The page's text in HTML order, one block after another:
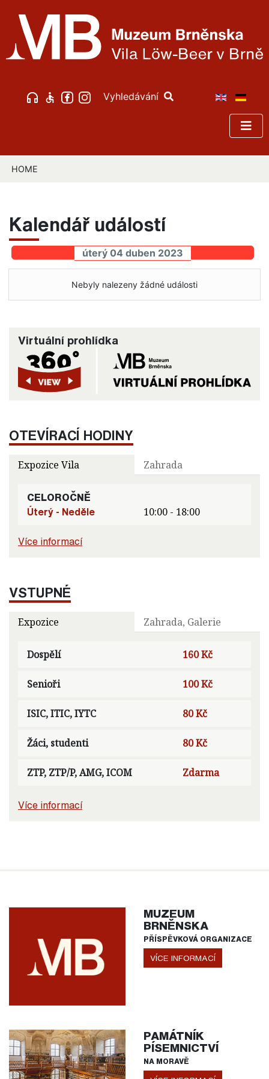
Vyhledávání
HOME
Kalendář událostí
úterý 04 duben 2023
Nebyly nalezeny žádné události
Virtuální prohlídka
OTEVÍRACÍ HODINY
Expozice Vila Zahrada
CELOROČNĚ
Úterý - Neděle
10:00 - 18:00
Více informací
VSTUPNÉ
Expozice Zahrada, Galerie
Dospělí 160 Kč
Senioři 100 Kč
ISIC, ITIC, IYTC 80 Kč
Žáci, studenti 80 Kč
ZTP, ZTP/P, AMG, ICOM Zdarma
Více informací
MUZEUM
BRNĚNSKA
PŘÍSPĚVKOVÁ ORGANIZACE
VÍCE INFORMACÍ
PAMÁTNÍK
PÍSEMNICTVÍ
NA MORAVĚ